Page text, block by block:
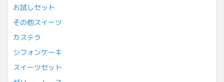
お試しセット
その他スイーツ
カステラ
シフォンケーキ
スイーツセット